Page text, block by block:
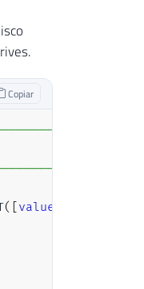
Copiar
( [value